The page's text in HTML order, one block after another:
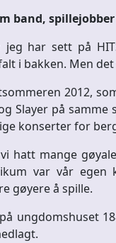
band,
jeg har sett på
i bakken. Men
2012,
Slayer på
konserter for
hatt mange
var vår egen
gøyere å spille.
ungdomshuset